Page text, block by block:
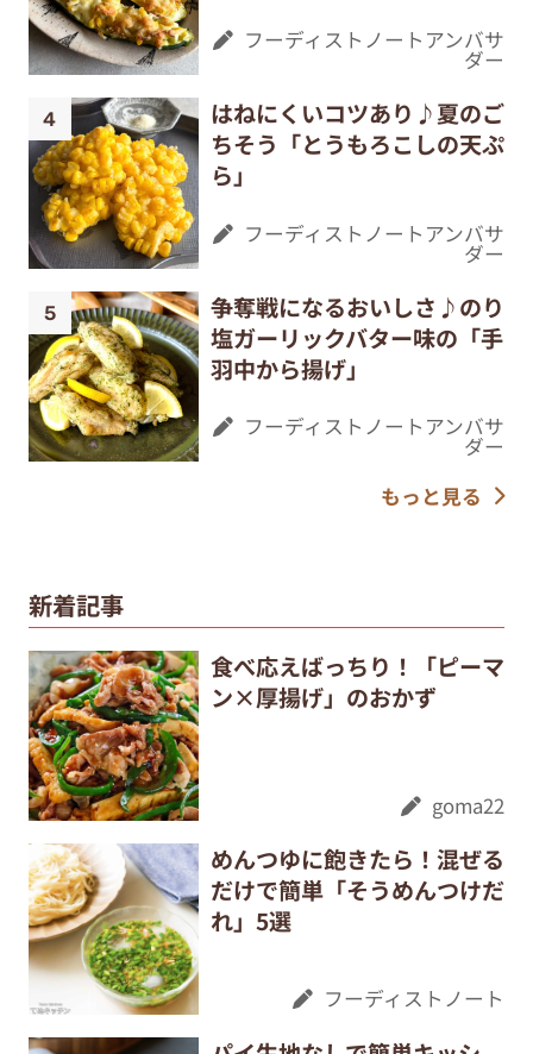
フーディストノートアンバサ
ダー
はねにくいコツあり♪夏のご
ちそう「とうもろこしの天ぷ
ら」
フーディストノートアンバサ
ダー
争奪戦になるおいしさ♪のり
塩ガーリックバター味の「手
羽中から揚げ」
フーディストノートアンバサ
ダー
もっと見る
新着記事
食べ応えばっちり！「ピーマ
ン×厚揚げ」のおかず
goma22
めんつゆに飽きたら！混ぜる
だけで簡単「そうめんつけだ
れ」5選
フーディストノート